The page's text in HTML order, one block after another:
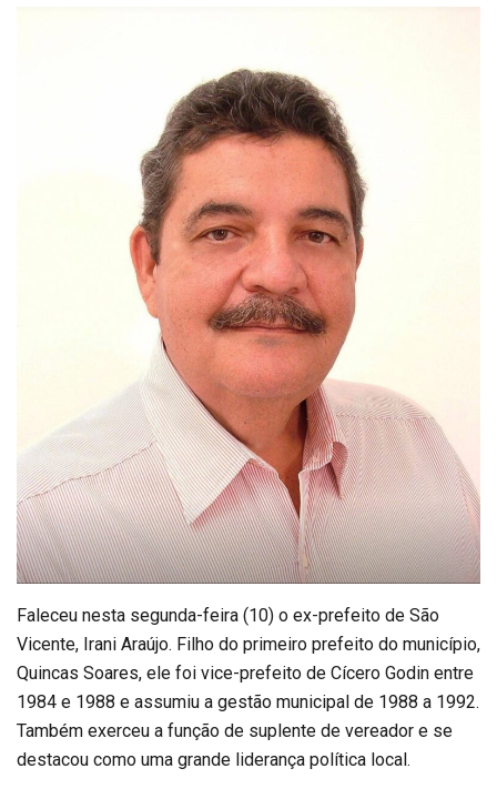
Faleceu nesta segunda-feira (10) o ex-prefeito de São
Vicente, Irani Araújo. Filho do primeiro prefeito do município,
Quincas Soares, ele foi vice-prefeito de Cícero Godin entre
1984 e 1988 e assumiu a gestão municipal de 1988 a 1992.
Também exerceu a função de suplente de vereador e se
destacou como uma grande liderança política local.